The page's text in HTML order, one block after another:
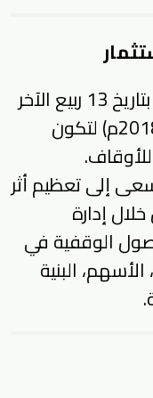
تأسست شركة أوقاف للاستثمار بتاريخ 13 ربيع الآخر
1440هـ (الموافق 20 ديسمبر 2018م) لتكون
إلى تعظيم أثر
إدارة
الوقفية في
البنية